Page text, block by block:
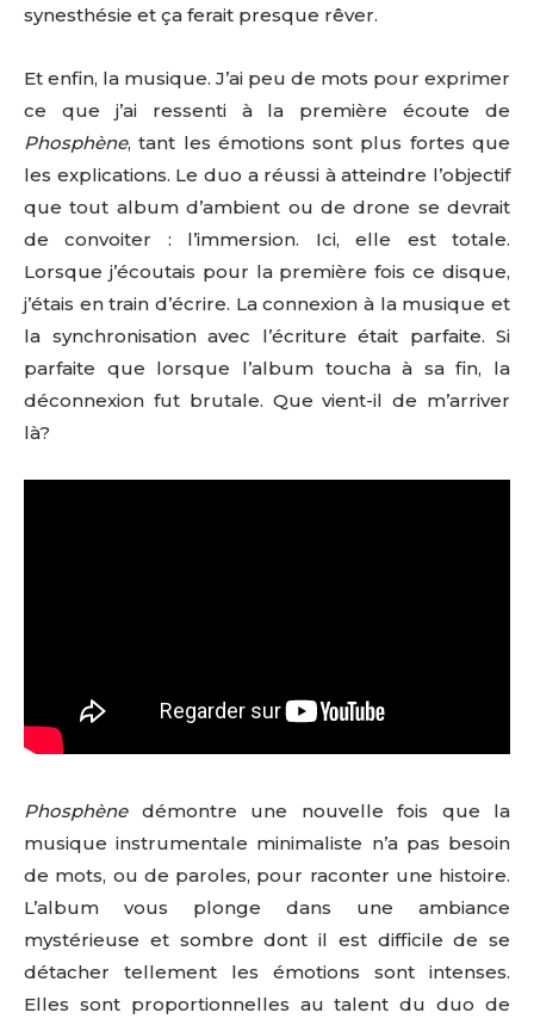
synesthésie et ça ferait presque rêver.
Et enfin, la musique. J’ai peu de mots pour exprimer
ce que j’ai ressenti à la première écoute de
Phosphène, tant les émotions sont plus fortes que
les explications. Le duo a réussi à atteindre l’objectif
que tout album d’ambient ou de drone se devrait
de convoiter : l’immersion. Ici, elle est totale.
Lorsque j’écoutais pour la première fois ce disque,
j’étais en train d’écrire. La connexion à la musique et
la synchronisation avec l’écriture était parfaite. Si
parfaite que lorsque l’album toucha à sa fin, la
déconnexion fut brutale. Que vient-il de m’arriver
là?
Phosphènedémontre une nouvelle fois que la
musique instrumentale minimaliste n’a pas besoin
de mots, ou de paroles, pour raconter une histoire.
L’album vous plonge dans une ambiance
mystérieuse et sombre dont il est difficile de se
détacher tellement les émotions sont intenses.
Elles sont proportionnelles au talent du duo de